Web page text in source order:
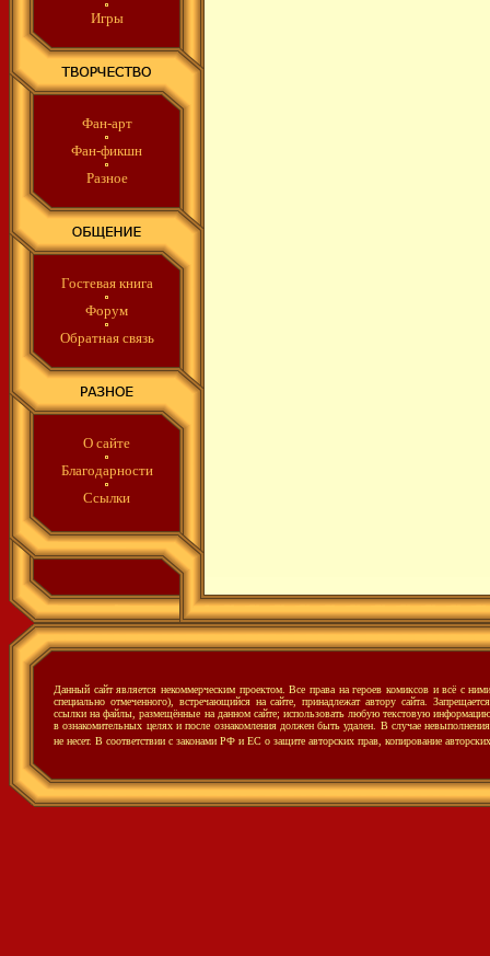
Игры
Фан-арт
Фан-фикшн
Разное
Гостевая книга
Форум
Обратная связь
О сайте
Благодарности
Ссылки
Данный сайт является некоммерческим проектом. Все права на героев комиксов и всё с
специально отмеченного), встречающийся на сайте, принадлежат автору сайта.
ссылки на файлы, размещённые на данном сайте; использовать любую текстовую
в ознакомительных целях и после ознакомления должен быть удален. В случае невыполнения
не несет. В соответствии с законами РФ и ЕС о защите авторских прав, копирование